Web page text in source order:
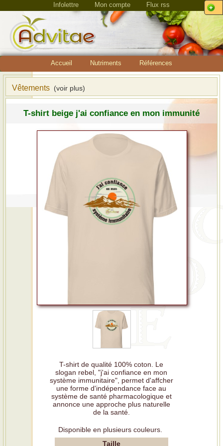
Infolettre Mon compte Flux rss
Accueil Nutriments Références
Vêtements (voir plus)
T-shirt beige j'ai confiance en mon immunité
T-shirt de qualité 100% coton. Le
slogan rebel, "j'ai confiance en mon
système immunitaire", permet d'affcher
une forme d'indépendance face au
système de santé pharmacologique et
annonce une approche plus naturelle
de la santé.
Disponible en plusieurs couleurs.
Taille